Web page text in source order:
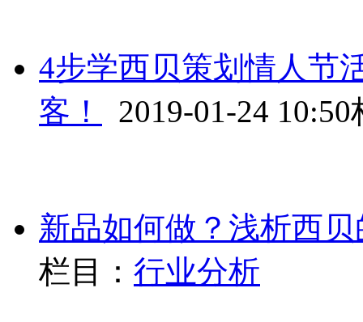
4步学西贝策划情人节
客！
2019-01-24 10:50
新品如何做？浅析西
栏目： 行业分析